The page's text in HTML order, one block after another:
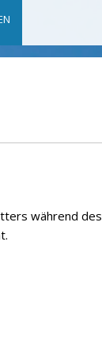
während